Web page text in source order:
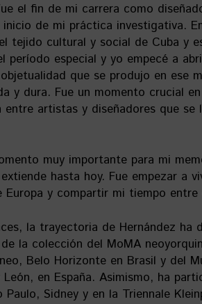
el fin de mi carrera como
inicio de mi práctica investigativa.
tejido cultural y social de Cuba y
período especial y yo empecé a
que se produjo en ese
y dura. Fue un momento crucial
entre artistas y diseñadores que se
muy importante para mi
hasta hoy. Fue empezar a
Europa y compartir mi tiempo entre
la trayectoria de Hernández ha
la colección del MoMA
Belo Horizonte en Brasil y del
en España. Asimismo, ha
Paulo, Sidney y en la Triennale